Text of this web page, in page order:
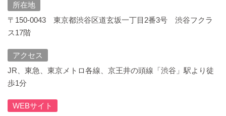
所在地
〒150-0043 東京都渋谷区道玄坂一丁目2番3号 渋谷フクラ
ス17階
アクセス
JR、東急、東京メトロ各線、京王井の頭線「渋谷」駅より徒
歩1分
WEBサイト